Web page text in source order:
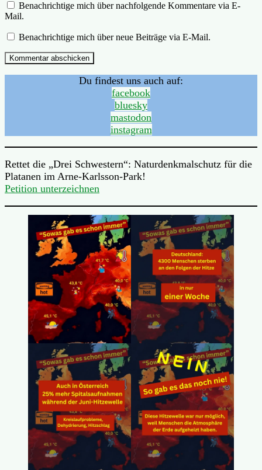
Benachrichtige mich über nachfolgende Kommentare via E-
Mail.
Benachrichtige mich über neue Beiträge via E-Mail.
Du findest uns auch auf:
facebook
bluesky
mastodon
instagram
Rettet die „Drei Schwestern“: Naturdenkmalschutz für die
Platanen im Arne-Karlsson-Park!
Petition unterzeichnen